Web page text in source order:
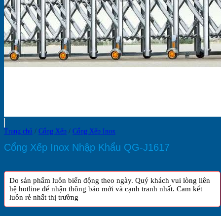
Trang chủ / Cổng Xếp / Cổng Xếp Inox
Cổng Xếp Inox Nhập Khẩu QG-J1617
Do sản phẩm luôn biến động theo ngày. Quý khách vui lòng liên
hệ hotline để nhận thông báo mới và cạnh tranh nhất. Cam kết
luôn rẻ nhất thị trường